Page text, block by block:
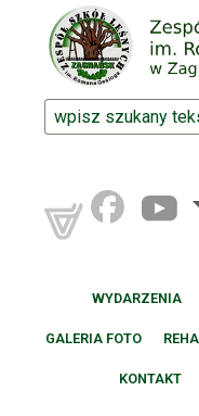
WYDARZENIA
GALERIA FOTO
KONTAKT